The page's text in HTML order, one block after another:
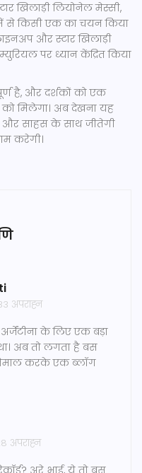
खिलाड़ी लियोनेल मेस्सी,
में से किसी एक का चयन किया
और स्टार खिलाड़ी
पर ध्यान केंद्रित किया
है, और दर्शकों को एक
मिलेगा। अब देखना यह
और साहस के साथ जीतेगी
करेगी।
अपराह्न
के लिए एक बड़ा
अब तो लगता है बस
करके एक ब्लॉग
अपराह्न